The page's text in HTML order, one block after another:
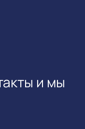
и мы